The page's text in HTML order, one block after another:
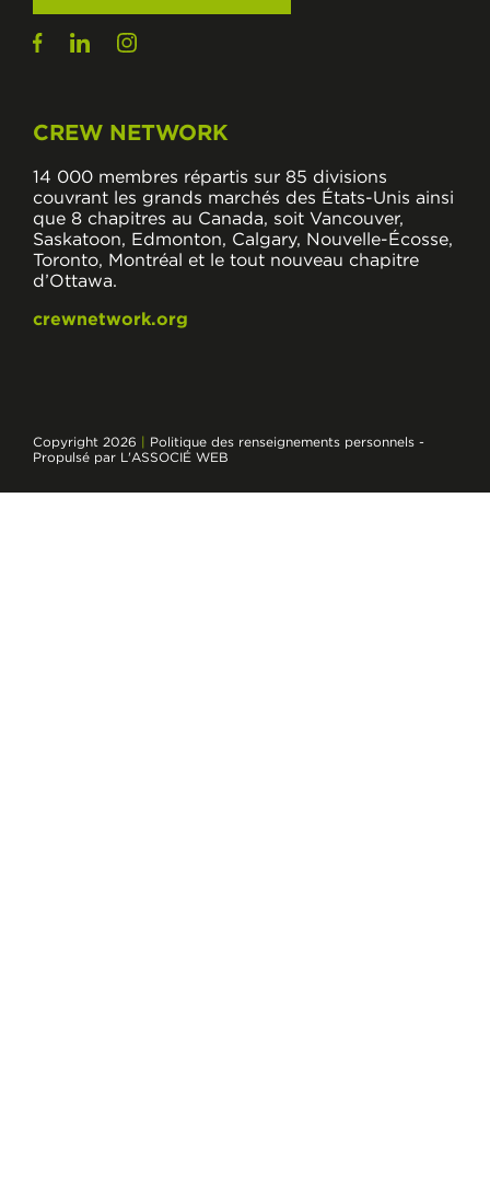
CREW NETWORK
14 000 membres répartis sur 85 divisions
couvrant les grands marchés des États-Unis ainsi
que 8 chapitres au Canada, soit Vancouver,
Saskatoon, Edmonton, Calgary, Nouvelle-Écosse,
Toronto, Montréal et le tout nouveau chapitre
d’Ottawa.
crewnetwork.org
Copyright 2026 Politique des renseignements personnels -
Propulsé par L'ASSOCIÉ WEB